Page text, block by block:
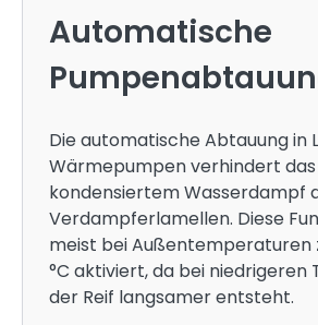
Automatische
Die automatische Abtauung in
Wärmepumpen verhindert
kondensiertem Wasserdampf
Verdampferlamellen. Diese
meist bei Außentemperaturen
°C aktiviert, da bei
der Reif langsamer entsteht.